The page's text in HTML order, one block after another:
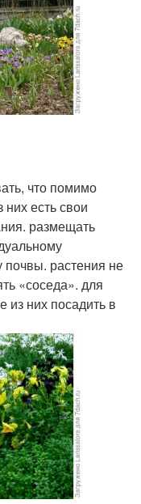
что помимо
них есть свои
размещать
почвы. растения не
«соседа». для
из них посадить в